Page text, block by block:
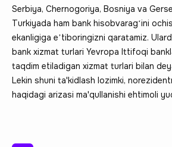
Serbiya, Chernogoriya, Bosniya va
Turkiyada ham bank hisobvaragʻini
ekanligiga eʼtiboringizni qaratamiz.
bank xizmat turlari Yevropa Ittifoqi
taqdim etiladigan xizmat turlari bilan
Lekin shuni ta'kidlash lozimki,
haqidagi arizasi ma'qullanishi ehtimoli